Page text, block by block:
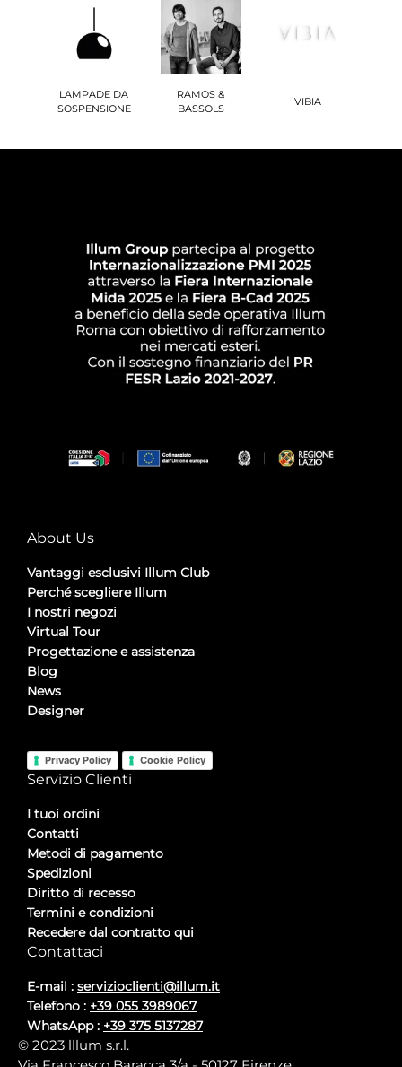
LAMPADE DA
SOSPENSIONE
RAMOS &
BASSOLS
VIBIA
About Us
Vantaggi esclusivi Illum Club
Perché scegliere Illum
I nostri negozi
Virtual Tour
Progettazione e assistenza
Blog
News
Designer
Privacy Policy Cookie Policy
Servizio Clienti
I tuoi ordini
Contatti
Metodi di pagamento
Spedizioni
Diritto di recesso
Termini e condizioni
Recedere dal contratto qui
Contattaci
E-mail : servizioclienti@illum.it
Telefono : +39 055 3989067
WhatsApp : +39 375 5137287
© 2023 lllum s.r.l.